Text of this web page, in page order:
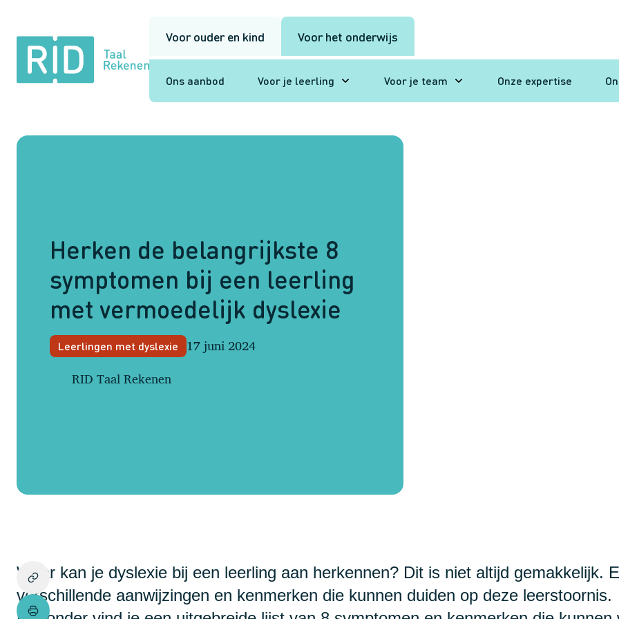
RID
Taal
Rekenen
Voor ouder en kind Voor het onderwijs
Ons aanbod Voor je leerling Voor je team Onze expertise
Herken de belangrijkste 8
symptomen bij een leerling
met vermoedelijk dyslexie
Leerlingen met dyslexie
17 juni 2024
RID Taal Rekenen
Waar kan je dyslexie bij een leerling aan herkennen? Dit is niet altijd gemakkelijk.
verschillende aanwijzingen en kenmerken die kunnen duiden op deze leerstoornis.